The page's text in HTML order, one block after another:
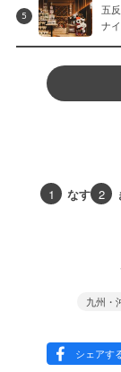
5
五
ナ
1 なす 2
九州・